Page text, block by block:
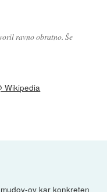
ravno obratno. Še
Wikipedia
ov kar konkreten